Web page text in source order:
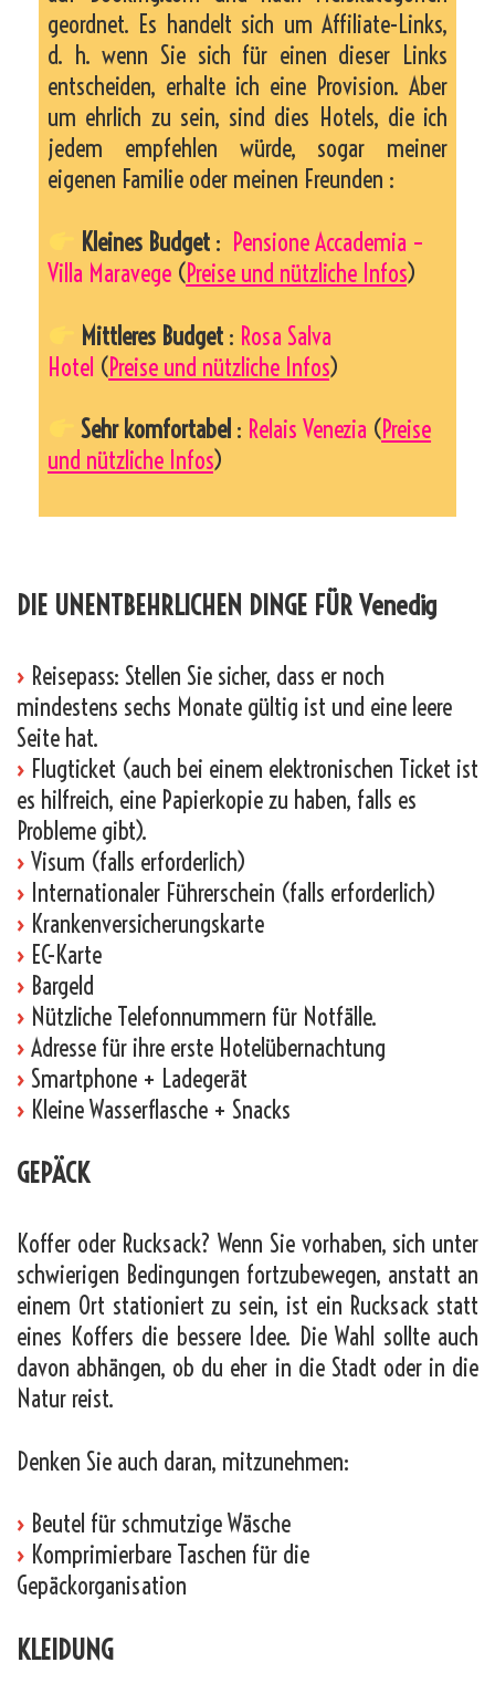
geordnet. Es handelt sich um Affiliate-Links,
d. h. wenn Sie sich für einen dieser Links
entscheiden, erhalte ich eine Provision. Aber
um ehrlich zu sein, sind dies Hotels, die ich
jedem empfehlen würde, sogar meiner
eigenen Familie oder meinen Freunden :
Kleines Budget : Pensione Accademia –
Villa Maravege (Preise und nützliche Infos)
Mittleres Budget : Rosa Salva
Hotel (Preise und nützliche Infos)
Sehr komfortabel : Relais Venezia (Preise
und nützliche Infos)
DIE UNENTBEHRLICHEN DINGE FÜR Venedig
› Reisepass: Stellen Sie sicher, dass er noch
mindestens sechs Monate gültig ist und eine leere
Seite hat.
› Flugticket (auch bei einem elektronischen Ticket ist
es hilfreich, eine Papierkopie zu haben, falls es
Probleme gibt).
› Visum (falls erforderlich)
› Internationaler Führerschein (falls erforderlich)
› Krankenversicherungskarte
› EC-Karte
› Bargeld
› Nützliche Telefonnummern für Notfälle.
› Adresse für ihre erste Hotelübernachtung
› Smartphone + Ladegerät
› Kleine Wasserflasche + Snacks
GEPÄCK
Koffer oder Rucksack? Wenn Sie vorhaben, sich unter
schwierigen Bedingungen fortzubewegen, anstatt an
einem Ort stationiert zu sein, ist ein Rucksack statt
eines Koffers die bessere Idee. Die Wahl sollte auch
davon abhängen, ob du eher in die Stadt oder in die
Natur reist.
Denken Sie auch daran, mitzunehmen:
› Beutel für schmutzige Wäsche
› Komprimierbare Taschen für die
Gepäckorganisation
KLEIDUNG